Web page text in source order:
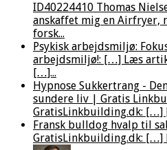
ID40224410 Thomas
anskaffet mig en Airfryer,
forsk...
Psykisk arbejdsmiljø:
arbejdsmiljø!: […] Læs
[…]...
Hypnose Sukkertrang -
sundere liv | Gratis
GratisLinkbuilding.dk: […]
Fransk bulldog hvalp til
GratisLinkbuilding.dk: […]